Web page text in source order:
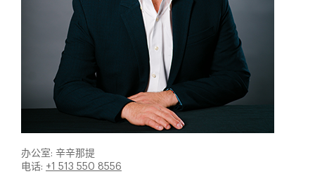
办公室: 辛辛那提
电话: +1 513 550 8556